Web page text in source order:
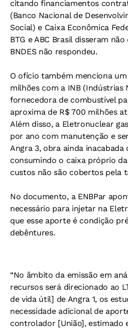
citando financiamentos
(Banco Nacional de
Social) e Caixa Econômica
BTG e ABC Brasil disseram
BNDES não respondeu.
O ofício também menciona um
milhões com a INB (Indústrias
fornecedora de combustível
aproxima de R$ 700 milhões
Além disso, a Eletronuclear
por ano com manutenção e
Angra 3, obra ainda inacabada
consumindo o caixa próprio
custos não são cobertos pela
No documento, a ENBPar
necessário para injetar na
que esse aporte é condição
debêntures.
“No âmbito da emissão em
recursos será direcionado ao
de vida útil] de Angra 1, os
necessidade adicional de
controlador [União], estimado